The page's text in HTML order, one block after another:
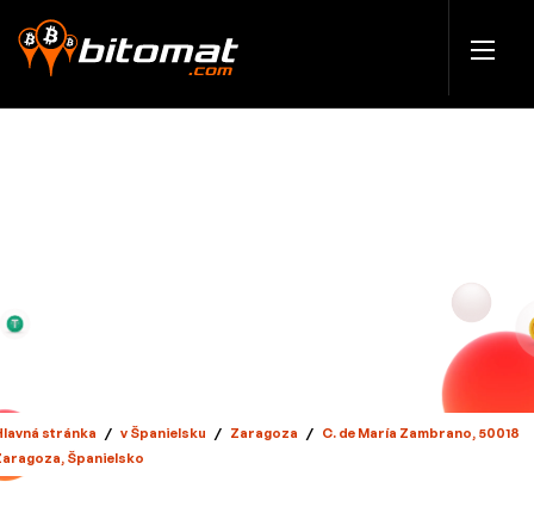
stránka / v Španielsku / Zaragoza / C. de María Zambrano, 50018
Španielsko